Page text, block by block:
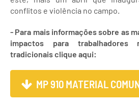
conflitos e violência no campo.
- Para mais informações sobre as
impactos para
tradicionais clique aqui: